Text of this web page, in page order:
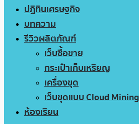
ปฏิทินเศรษฐกิจ
บทความ
รีวิวผลิตภัณฑ์
เว็บซื้อขาย
กระเป๋าเก็บเหรียญ
เครื่องขุด
เว็บขุดแบบ Cloud Mining
ห้องเรียน